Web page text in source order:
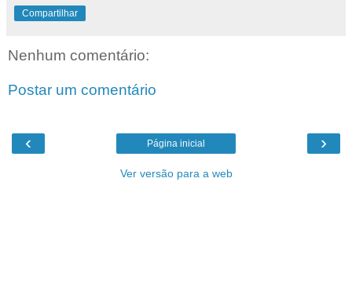
Compartilhar
Nenhum comentário:
Postar um comentário
‹ ›
Página inicial
Ver versão para a web